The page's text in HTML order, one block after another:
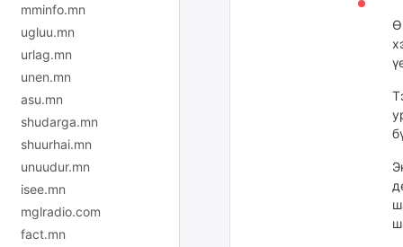
mminfo.mn
ugluu.mn
urlag.mn
unen.mn
asu.mn
shudarga.mn
shuurhai.mn
unuudur.mn
isee.mn
mglradio.com
fact.mn